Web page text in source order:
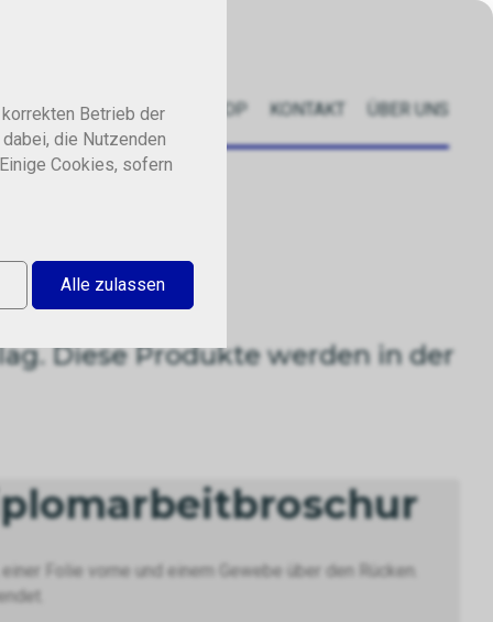
BUCHBINDEKURSE SHOP KONTAKT ÜBER UNS
Diese Produkte werden in der
Folie vorne und einem Gewebe über den Rücken.
Betrieb der
die Nutzenden
Cookies, sofern
Alle zulassen